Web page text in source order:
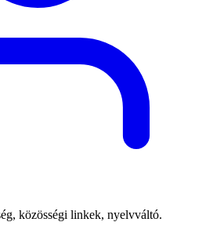
közösségi linkek, nyelvváltó.